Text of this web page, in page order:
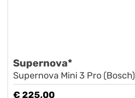
Supernova*
Supernova Mini 3 Pro (Bosch)
€ 225,00